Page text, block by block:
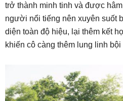
trở thành minh tinh và được
người nổi tiếng nên xuyên suốt
diện toàn độ hiệu, lại thêm kết
khiến cô càng thêm lung linh bội